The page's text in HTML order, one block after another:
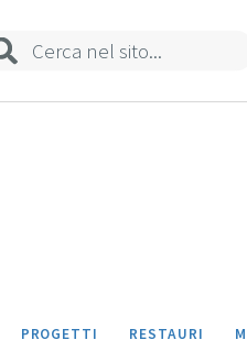
PROGETTI RESTAURI